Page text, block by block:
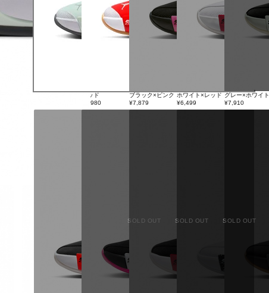
レッド
¥8,980
ブラック×ピンク
¥7,879
ホワイト×レッド
¥6,499
グレー×ホワイト
¥7,910
SOLD OUT SOLD OUT SOLD OUT